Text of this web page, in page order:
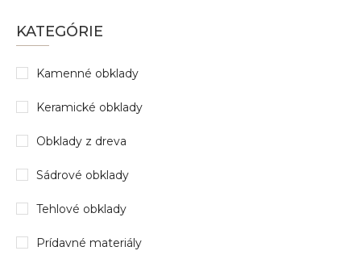
KATEGÓRIE
Kamenné obklady
Keramické obklady
Obklady z dreva
Sádrové obklady
Tehlové obklady
Prídavné materiály